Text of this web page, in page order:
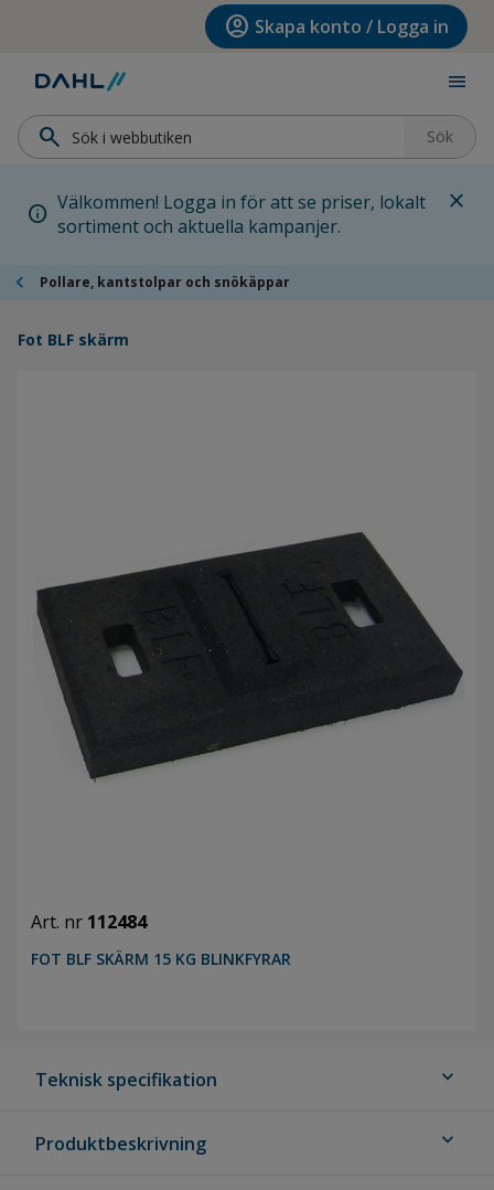
Hoppa till huvudinnehållet account_circle Skapa konto / Logga in
menu
search Sök
info Välkommen! Logga in för att se priser, lokalt
sortiment och aktuella kampanjer.
close
chevron_left Pollare, kantstolpar och snökäppar
Fot BLF skärm
Art. nr 112484
FOT BLF SKÄRM 15 KG BLINKFYRAR
Teknisk specifikation expand_more
Produktbeskrivning expand_more